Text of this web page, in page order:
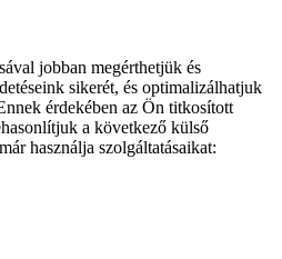
jobban megérthetjük és
sikerét, és optimalizálhatjuk
érdekében az Ön titkosított
a következő külső
használja szolgáltatásaikat: